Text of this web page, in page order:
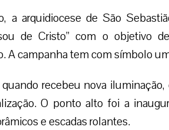
a arquidiocese de São
de Cristo” com o objetivo
A campanha tem com símbolo
recebeu nova
O ponto alto foi a
e escadas rolantes.